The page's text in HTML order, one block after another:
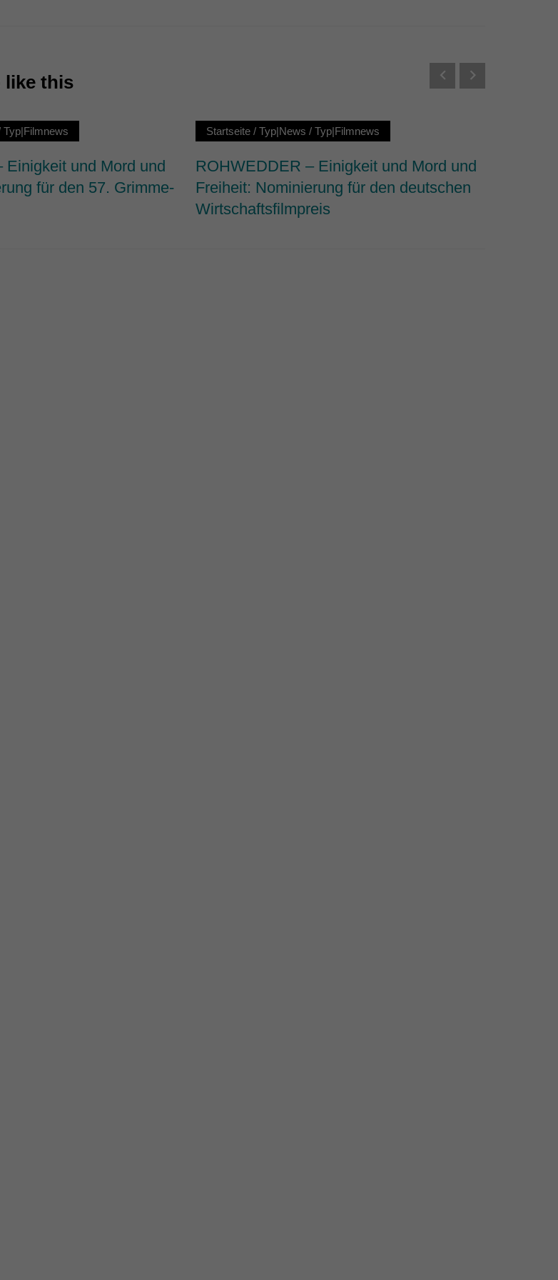
like this
Typ|Filmnews
Einigkeit und Mord und
für den 57. Grimme-
Startseite/ Typ|News / Typ|Filmnews
ROHWEDDER – Einigkeit und Mord und
Freiheit: Nominierung für den deutschen
Wirtschaftsfilmpreis
Plattformen werden standardmäßig blockiert. Wenn Cookies von externen Medien
Cookie-Informationen anzeigen